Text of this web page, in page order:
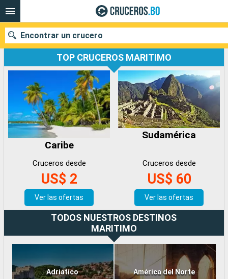
Encontrar un crucero
Nuestros destinos
Fecha de salida
Puertos Compañías
Buscar
TOP CRUCEROS MARITIMO
Caribe
Cruceros desde
US$ 2
Ver las ofertas
Sudamérica
Cruceros desde
US$ 60
Ver las ofertas
TODOS NUESTROS DESTINOS
MARITIMO
Adriatico América del Norte